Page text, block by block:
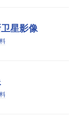
星影像